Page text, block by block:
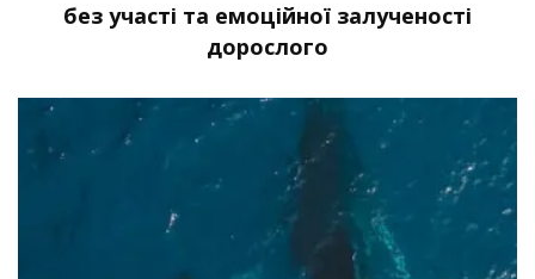
без участі та емоційної залученості
дорослого